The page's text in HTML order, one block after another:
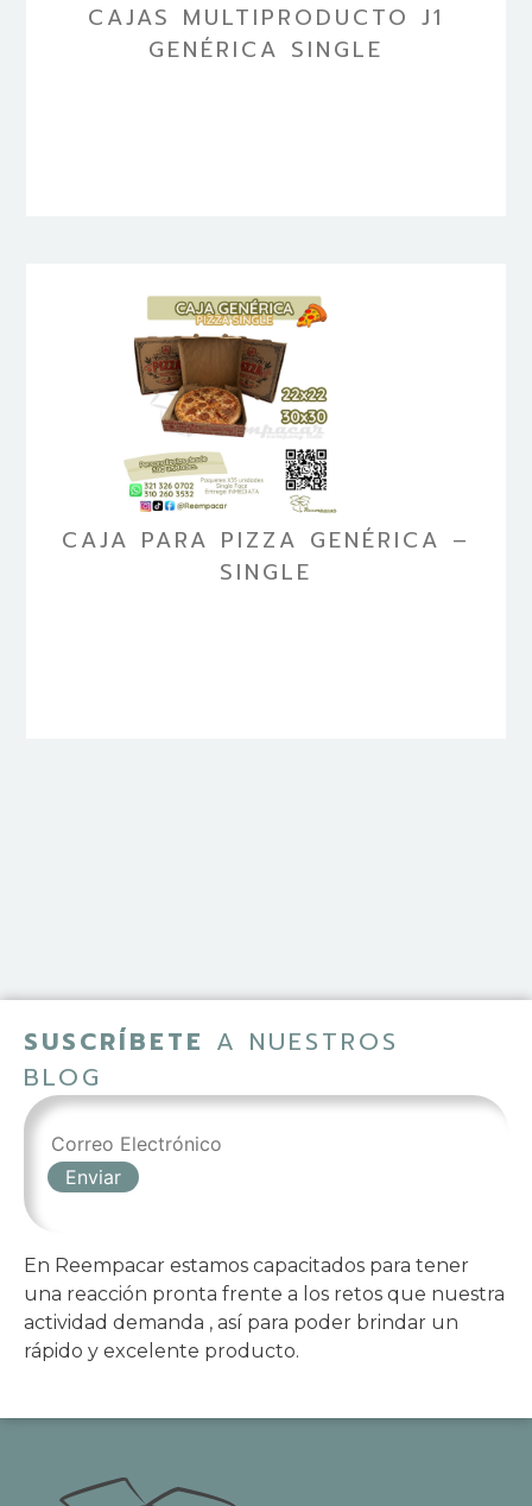
CAJAS MULTIPRODUCTO J1
GENÉRICA SINGLE
CAJA PARA PIZZA GENÉRICA –
SINGLE
SUSCRÍBETE A NUESTROS
BLOG
En Reempacar estamos capacitados para tener
una reacción pronta frente a los retos que nuestra
actividad demanda , así para poder brindar un
rápido y excelente producto.